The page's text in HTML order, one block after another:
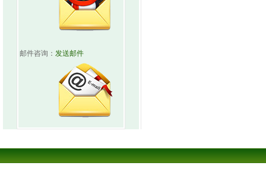
邮件咨询： 发送邮件